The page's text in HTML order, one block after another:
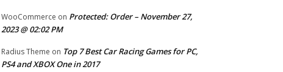
WooCommerce on Protected: Order – November 27,
2023 @ 02:02 PM
Radius Theme on Top 7 Best Car Racing Games for PC,
PS4 and XBOX One in 2017